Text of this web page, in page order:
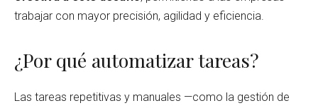
trabajar con mayor precisión, agilidad y eficiencia.
¿Por qué automatizar tareas?
Las tareas repetitivas y manuales —como la gestión de